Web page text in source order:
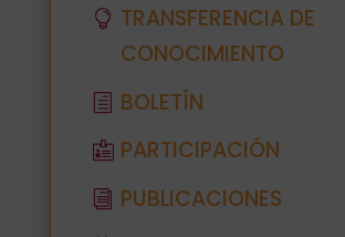
TRANSFERENCIA DE
CONOCIMIENTO
BOLETÍN
PARTICIPACIÓN
PUBLICACIONES